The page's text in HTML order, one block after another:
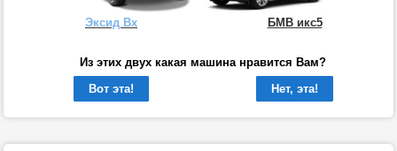
Эксид Вх БМВ икс5
Из этих двух какая машина нравится Вам?
Вот эта!
Нет, эта!